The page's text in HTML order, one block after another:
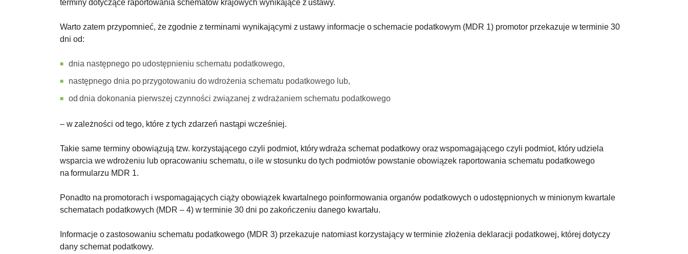
terminy dotyczące raportowania schematów krajowych wynikające z ustawy.
Warto zatem przypomnieć, że zgodnie z terminami wynikającymi z ustawy informacje o schemacie podatkowym (MDR 1) promotor przekazuje w terminie 30
dni od:
dnia następnego po udostępnieniu schematu podatkowego,
następnego dnia po przygotowaniu do wdrożenia schematu podatkowego lub,
od dnia dokonania pierwszej czynności związanej z wdrażaniem schematu podatkowego
– w zależności od tego, które z tych zdarzeń nastąpi wcześniej.
Takie same terminy obowiązują tzw. korzystającego czyli podmiot, który wdraża schemat podatkowy oraz wspomagającego czyli podmiot, który udziela
wsparcia we wdrożeniu lub opracowaniu schematu, o ile w stosunku do tych podmiotów powstanie obowiązek raportowania schematu podatkowego
na formularzu MDR 1.
Ponadto na promotorach i wspomagających ciąży obowiązek kwartalnego poinformowania organów podatkowych o udostępnionych w minionym kwartale
schematach podatkowych (MDR – 4) w terminie 30 dni po zakończeniu danego kwartału.
Informacje o zastosowaniu schematu podatkowego (MDR 3) przekazuje natomiast korzystający w terminie złożenia deklaracji podatkowej, której dotyczy
dany schemat podatkowy.